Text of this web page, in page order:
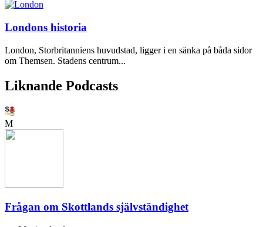
Londons historia
London, Storbritanniens huvudstad, ligger i en sänka på båda sidor
om Themsen. Stadens centrum...
Liknande Podcasts
M
Frågan om Skottlands självständighet